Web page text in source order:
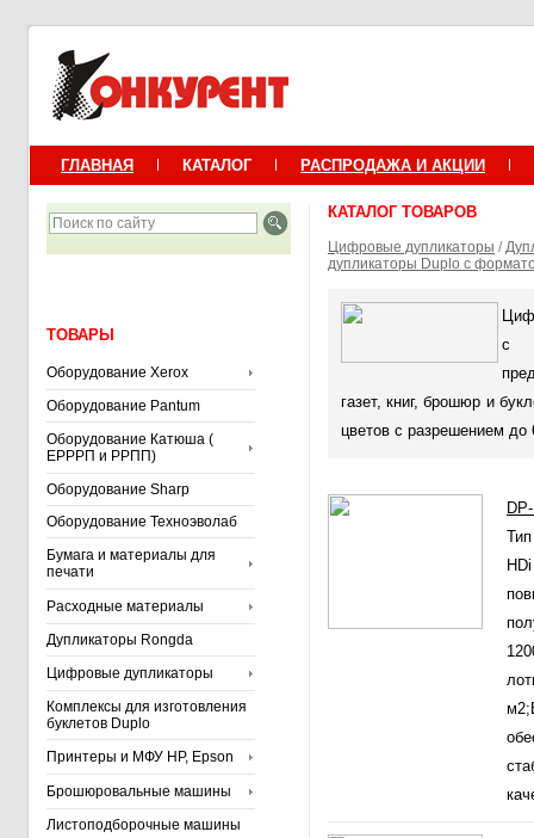
ГЛАВНАЯ КАТАЛОГ РАСПРОДАЖА И АКЦИИ
ТОВАРЫ
Оборудование Xerox
Оборудование Pantum
Оборудование Катюша (
ЕРРРП и РРПП)
Оборудование Sharp
Оборудование Техноэволаб
Бумага и материалы для
печати
Расходные материалы
Дупликаторы Rongda
Цифровые дупликаторы
Комплексы для изготовления
буклетов Duplo
Принтеры и МФУ HP, Epson
Брошюровальные машины
Листоподборочные машины
КАТАЛОГ ТОВАРОВ
Цифровые дупликаторы /
дупликаторы Duplo с
с
газет, книг, брошюр и
цветов с разрешением